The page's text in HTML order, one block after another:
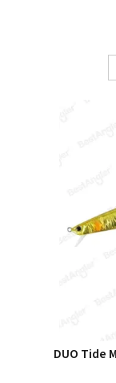
DUO Tide